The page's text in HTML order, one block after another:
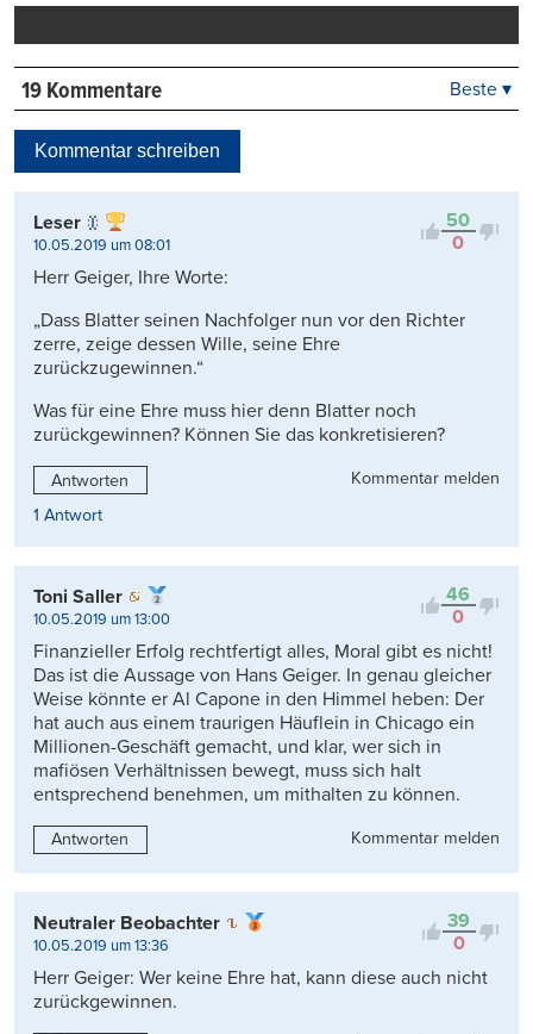
19 Kommentare
Kontrovers
Beste ▾
Kommentar schreiben
50
0
Leser
10.05.2019 um 08:01
Herr Geiger, Ihre Worte:
„Dass Blatter seinen Nachfolger nun vor den Richter
zerre, zeige dessen Wille, seine Ehre
zurückzugewinnen.“
Was für eine Ehre muss hier denn Blatter noch
zurückgewinnen? Können Sie das konkretisieren?
Antworten
Kommentar melden
1 Antwort
46
0
Toni Saller
10.05.2019 um 13:00
Finanzieller Erfolg rechtfertigt alles, Moral gibt es nicht!
Das ist die Aussage von Hans Geiger. In genau gleicher
Weise könnte er Al Capone in den Himmel heben: Der
hat auch aus einem traurigen Häuflein in Chicago ein
Millionen-Geschäft gemacht, und klar, wer sich in
mafiösen Verhältnissen bewegt, muss sich halt
entsprechend benehmen, um mithalten zu können.
Antworten Kommentar melden
39
0
Neutraler Beobachter
10.05.2019 um 13:36
Herr Geiger: Wer keine Ehre hat, kann diese auch nicht
zurückgewinnen.